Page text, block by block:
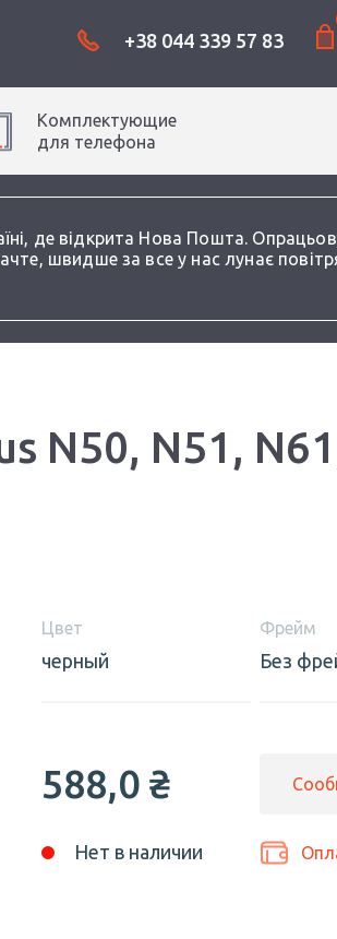
де відкрита Нова Пошта.
швидше за все у нас лунає
+38 044 339 57 83
Комплектующие
для телефона
N50, N51,
Цвет
черный
Фрейм
Без
588,0 ₴
Нет в наличии